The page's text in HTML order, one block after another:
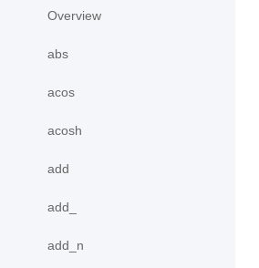
Overview
abs
acos
acosh
add
add_
add_n